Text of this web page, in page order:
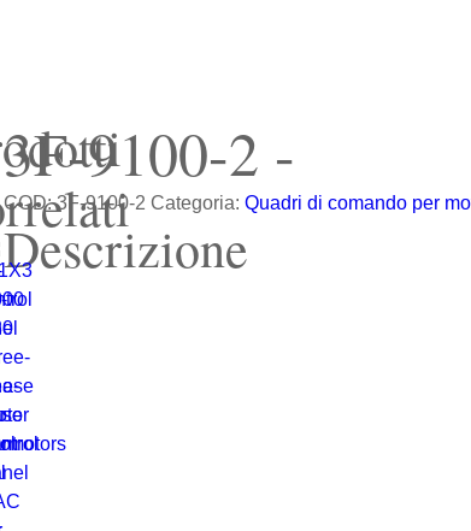
3F-9100-2 -
COD:3F-9100-2 Categoria:Quadri di comando per
Descrizione